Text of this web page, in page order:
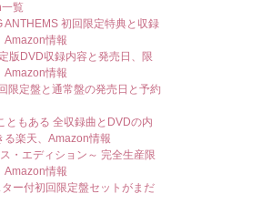
覧
初回限定特典と収録
Amazon情報
版DVD収録内容と発売日、限
Amazon情報
限定盤と通常盤の発売日と予約
ともある 全収録曲とDVDの内
る楽天、Amazon情報
エディション～ 完全生産限
Amazon情報
ー付初回限定盤セットがまだ